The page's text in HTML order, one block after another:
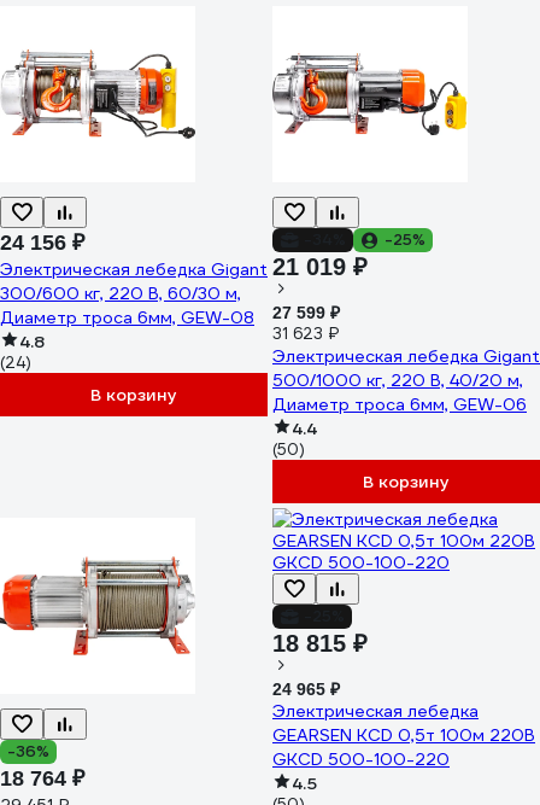
24 156 ₽
Электрическая лебедка Gigant
300/600 кг, 220 В, 60/30 м,
Диаметр троса 6мм, GEW-08
4.8
(24)
В корзину
-25%
21 019 ₽
27 599 ₽
31 623 ₽
Электрическая лебедка Gigant
500/1000 кг, 220 В, 40/20 м,
Диаметр троса 6мм, GEW-06
4.4
(50)
В корзину
-36%
18 764 ₽
18 815 ₽
24 965 ₽
Электрическая лебедка
GEARSEN KCD 0,5т 100м 220В
GKCD 500-100-220
4.5